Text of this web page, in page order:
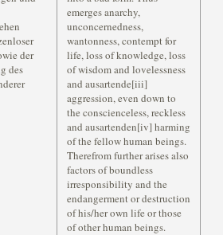
der
des
emerges anarchy,
unconcernedness,
wantonness, contempt for
life, loss of knowledge, loss
of wisdom and lovelessness
and ausartende[iii]
aggression, even down to
the conscienceless, reckless
and ausartenden[iv] harming
of the fellow human beings.
Therefrom further arises also
factors of boundless
irresponsibility and the
endangerment or destruction
of his/her own life or those
of other human beings.